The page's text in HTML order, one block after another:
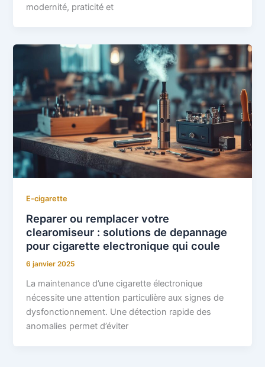
modernité, praticité et
E-cigarette
Reparer ou remplacer votre
clearomiseur : solutions de depannage
pour cigarette electronique qui coule
6 janvier 2025
La maintenance d’une cigarette électronique
nécessite une attention particulière aux signes de
dysfonctionnement. Une détection rapide des
anomalies permet d’éviter